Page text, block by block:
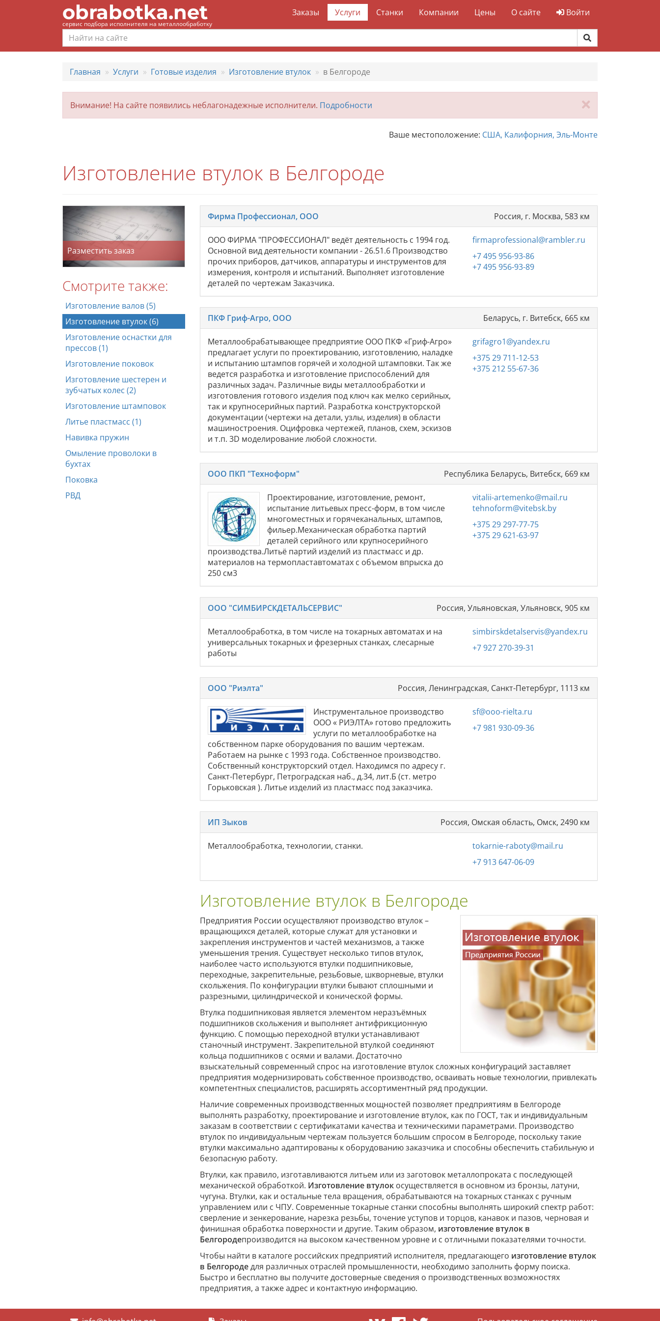
obrabotka.net
сервис подбора исполнителя на металлообработку
Заказы Услуги Станки Компании Цены О сайте Войти
Главная Услуги Готовые изделия Изготовление втулок в Белгороде
Внимание! На сайте появились неблагонадежные исполнители. Подробности
Ваше местоположение: США, Калифорния, Эль-Монте
Изготовление втулок в Белгороде
Разместить заказ
Смотрите также:
Изготовление валов (5)
Изготовление втулок (6)
Изготовление оснастки для
прессов (1)
Изготовление поковок
Изготовление шестерен и
зубчатых колес (2)
Изготовление штамповок
Литье пластмасс (1)
Навивка пружин
Омыление проволоки в
бухтах
Поковка
РВД
Фирма Профессионал, ООО Россия, г. Москва, 583 км
ООО ФИРМА "ПРОФЕССИОНАЛ" ведёт деятельность с 1994 год.
Основной вид деятельности компании - 26.51.6 Производство
прочих приборов, датчиков, аппаратуры и инструментов для
измерения, контроля и испытаний. Выполняет изготовление
деталей по чертежам Заказчика.
firmaprofessional@rambler.ru
+7 495 956-93-86
+7 495 956-93-89
ПКФ Гриф-Агро, ООО Беларусь, г. Витебск, 665 км
Металлообрабатывающее предприятие ООО ПКФ «Гриф-Агро»
предлагает услуги по проектированию, изготовлению, наладке
и испытанию штампов горячей и холодной штамповки. Так же
ведется разработка и изготовление приспособлений для
различных задач. Различные виды металлообработки и
изготовления готового изделия под ключ как мелко серийных,
так и крупносерийных партий. Разработка конструкторской
документации (чертежи на детали, узлы, изделия) в области
машиностроения. Оцифровка чертежей, планов, схем, эскизов
и т.п. 3D моделирование любой сложности.
grifagro1@yandex.ru
+375 29 711-12-53
+375 212 55-67-36
ООО ПКП "Техноформ" Республика Беларусь, Витебск, 669 км
Проектирование, изготовление, ремонт,
испытание литьевых пресс-форм, в том числе
многоместных и горячеканальных, штампов,
фильер.Механическая обработка партий
деталей серийного или крупносерийного
производства.Литьё партий изделий из пластмасс и др.
материалов на термопластавтоматах с объемом впрыска до
250 см3
vitalii-artemenko@mail.ru
tehnoform@vitebsk.by
+375 29 297-77-75
+375 29 621-63-97
ООО "СИМБИРСКДЕТАЛЬСЕРВИС" Россия, Ульяновская, Ульяновск, 905 км
Металлообработка, в том числе на токарных автоматах и на
универсальных токарных и фрезерных станках, слесарные
работы
simbirskdetalservis@yandex.ru
+7 927 270-39-31
ООО "Риэлта" Россия, Ленинградская, Санкт-Петербург, 1113 км
Инструментальное производство
ООО « РИЭЛТА» готово предложить
услуги по металлообработке на
собственном парке оборудования по вашим чертежам.
Работаем на рынке с 1993 года. Собственное производство.
Собственный конструкторский отдел. Находимся по адресу г.
Санкт-Петербург, Петроградская наб., д.34, лит.Б (ст. метро
Горьковская ). Литье изделий из пластмасс под заказчика.
sf@ooo-rielta.ru
+7 981 930-09-36
ИП Зыков Россия, Омская область, Омск, 2490 км
Металлообработка, технологии, станки.
tokarnie-raboty@mail.ru
+7 913 647-06-09
Изготовление втулок в Белгороде
Предприятия России осуществляют производство втулок –
вращающихся деталей, которые служат для установки и
закрепления инструментов и частей механизмов, а также
уменьшения трения. Существует несколько типов втулок,
наиболее часто используются втулки подшипниковые,
переходные, закрепительные, резьбовые, шкворневые, втулки
скольжения. По конфигурации втулки бывают сплошными и
разрезными, цилиндрической и конической формы.
Втулка подшипниковая является элементом неразъёмных
подшипников скольжения и выполняет антифрикционную
функцию. С помощью переходной втулки устанавливают
станочный инструмент. Закрепительной втулкой соединяют
кольца подшипников с осями и валами. Достаточно
взыскательный современный спрос на изготовление втулок сложных конфигураций заставляет
предприятия модернизировать собственное производство, осваивать новые технологии, привлекать
компетентных специалистов, расширять ассортиментный ряд продукции.
Наличие современных производственных мощностей позволяет предприятиям в Белгороде
выполнять разработку, проектирование и изготовление втулок, как по ГОСТ, так и индивидуальным
заказам в соответствии с сертификатами качества и техническими параметрами. Производство
втулок по индивидуальным чертежам пользуется большим спросом в Белгороде, поскольку такие
втулки максимально адаптированы к оборудованию заказчика и способны обеспечить стабильную и
безопасную работу.
Втулки, как правило, изготавливаются литьем или из заготовок металлопроката с последующей
механической обработкой. Изготовление втулок осуществляется в основном из бронзы, латуни,
чугуна. Втулки, как и остальные тела вращения, обрабатываются на токарных станках с ручным
управлением или с ЧПУ. Современные токарные станки способны выполнять широкий спектр работ:
сверление и зенкерование, нарезка резьбы, точение уступов и торцов, канавок и пазов, черновая и
финишная обработка поверхности и другие. Таким образом, изготовление втулок в
Белгородепроизводится на высоком качественном уровне и с отличными показателями точности.
Чтобы найти в каталоге российских предприятий исполнителя, предлагающего изготовление втулок
в Белгородедля различных отраслей промышленности, необходимо заполнить форму поиска.
Быстро и бесплатно вы получите достоверные сведения о производственных возможностях
предприятия, а также адрес и контактную информацию.